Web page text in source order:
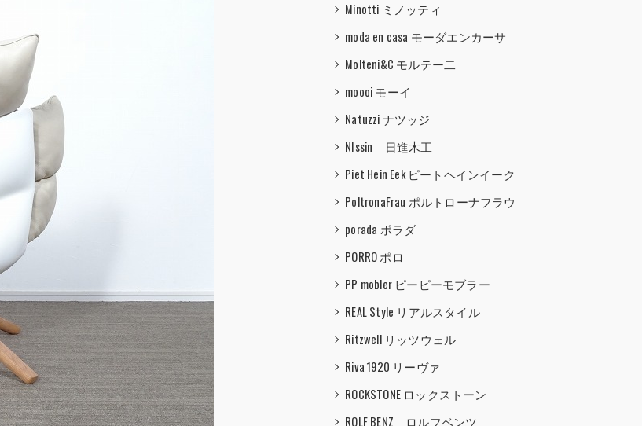
Minotti ミノッティ
moda en casa モーダエンカーサ
Molteni&C モルテー二
moooi モーイ
Natuzzi ナツッジ
NIssin 日進木工
Piet Hein Eek ピートヘインイーク
PoltronaFrau ポルトローナフラウ
porada ポラダ
PORRO ポロ
PP mobler ピーピーモブラー
REAL Style リアルスタイル
Ritzwell リッツウェル
Riva 1920 リーヴァ
ROCKSTONE ロックストーン
ROLF BENZ ロルフベンツ